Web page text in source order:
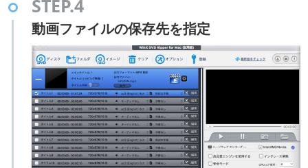
STEP.4
動画ファイルの保存先を指定